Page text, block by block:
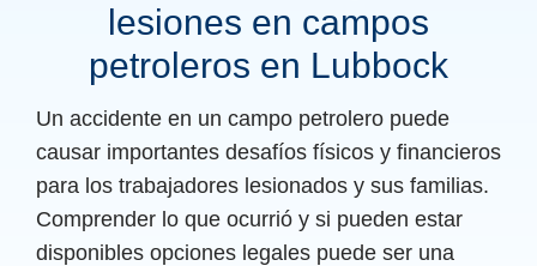
lesiones en campos
petroleros en Lubbock
Un accidente en un campo petrolero puede
causar importantes desafíos físicos y financieros
para los trabajadores lesionados y sus familias.
Comprender lo que ocurrió y si pueden estar
disponibles opciones legales puede ser una